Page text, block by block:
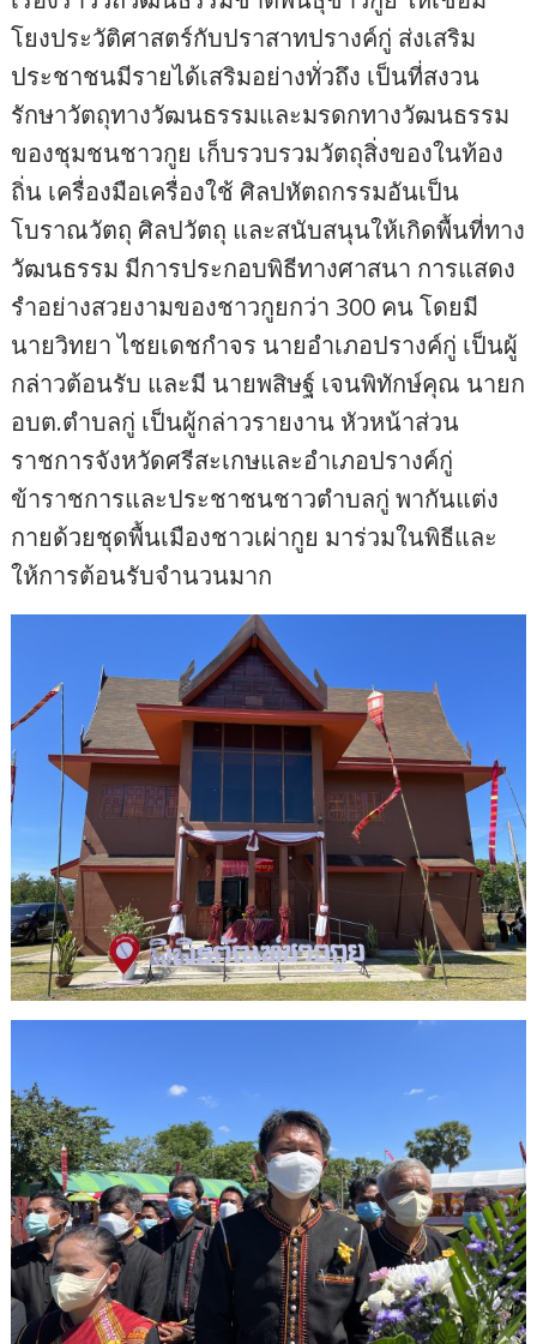
โยงประวัติศาสตร์กับปราสาทปรางค์กู่ ส่งเสริม
ประชาชนมีรายได้เสริมอย่างทั่วถึง เป็นที่สงวน
รักษาวัตถุทางวัฒนธรรมและมรดกทางวัฒนธรรม
ของชุมชนชาวกูย เก็บรวบรวมวัตถุสิ่งของในท้อง
ถิ่น เครื่องมือเครื่องใช้ ศิลปหัตถกรรมอันเป็น
โบราณวัตถุ ศิลปวัตถุ และสนับสนุนให้เกิดพื้นที่ทาง
วัฒนธรรม มีการประกอบพิธีทางศาสนา การแสดง
รำอย่างสวยงามของชาวกูยกว่า 300 คน โดยมี
นายวิทยา ไชยเดชกำจร นายอำเภอปรางค์กู่ เป็นผู้
กล่าวต้อนรับ และมี นายพสิษฐ์ เจนพิทักษ์คุณ นายก
อบต.ตำบลกู่ เป็นผู้กล่าวรายงาน หัวหน้าส่วน
ราชการจังหวัดศรีสะเกษและอำเภอปรางค์กู่
ข้าราชการและประชาชนชาวตำบลกู่ พากันแต่ง
กายด้วยชุดพื้นเมืองชาวเผ่ากูย มาร่วมในพิธีและ
ให้การต้อนรับจำนวนมาก